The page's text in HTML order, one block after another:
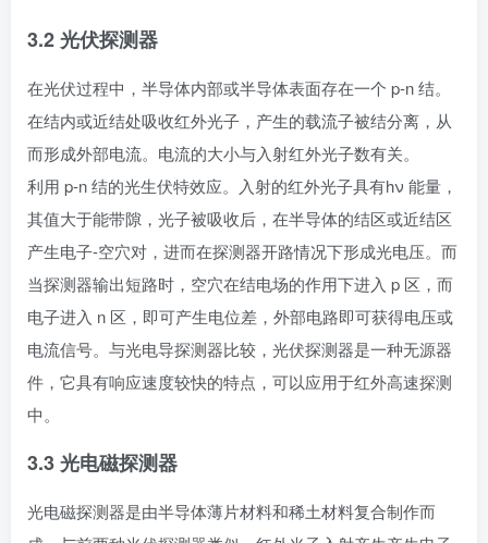
3.2 光伏探测器
在光伏过程中，半导体内部或半导体表面存在一个 p-n 结。
在结内或近结处吸收红外光子，产生的载流子被结分离，从
而形成外部电流。电流的大小与入射红外光子数有关。
利用 p-n 结的光生伏特效应。入射的红外光子具有hν 能量，
其值大于能带隙，光子被吸收后，在半导体的结区或近结区
产生电子-空穴对，进而在探测器开路情况下形成光电压。而
当探测器输出短路时，空穴在结电场的作用下进入 p 区，而
电子进入 n 区，即可产生电位差，外部电路即可获得电压或
电流信号。与光电导探测器比较，光伏探测器是一种无源器
件，它具有响应速度较快的特点，可以应用于红外高速探测
中。
3.3 光电磁探测器
光电磁探测器是由半导体薄片材料和稀土材料复合制作而